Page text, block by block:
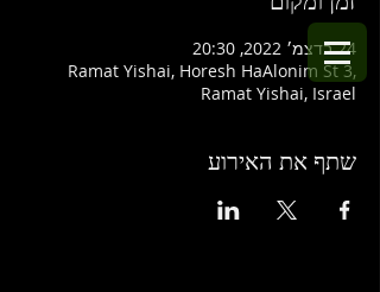
24 בדצמ׳ 2022, 20:30
Ramat Yishai, Horesh HaAlonim St 3,
Ramat Yishai, Israel
שתף את האירוע